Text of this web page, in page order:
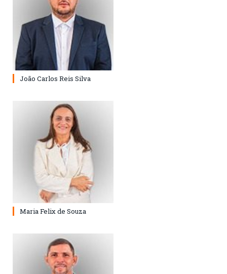
João Carlos Reis Silva
Maria Felix de Souza